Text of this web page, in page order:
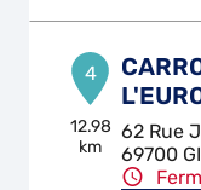
4
12.98
km
62 Rue
69700